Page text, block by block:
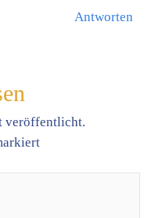
Antworten
veröffentlicht.